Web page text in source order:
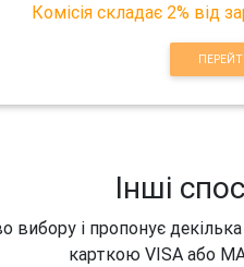
Комісія складає 2% від
Інші
вибору і пропонує
карткою VISA або